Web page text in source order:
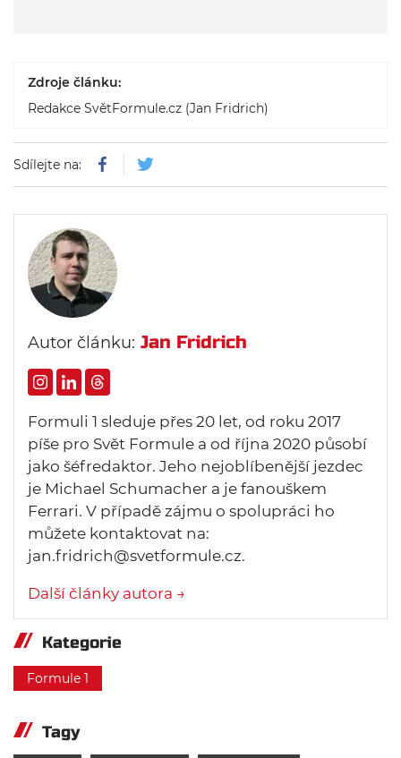
Zdroje článku:
Redakce SvětFormule.cz (Jan Fridrich)
Sdílejte na:
Autor článku: Jan Fridrich
Formuli 1 sleduje přes 20 let, od roku 2017
píše pro Svět Formule a od října 2020 působí
jako šéfredaktor. Jeho nejoblíbenější jezdec
je Michael Schumacher a je fanouškem
Ferrari. V případě zájmu o spolupráci ho
můžete kontaktovat na:
jan.fridrich@svetformule.cz.
Další články autora →
Kategorie
Formule 1
Tagy